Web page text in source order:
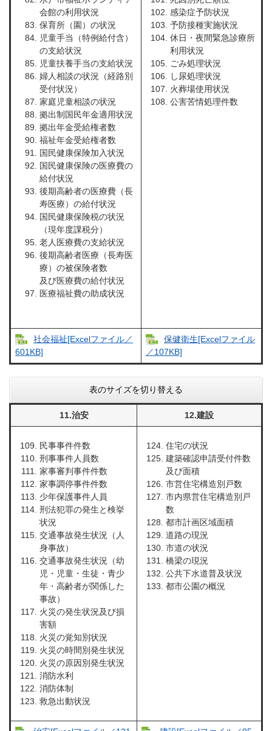
会館の利用状況
保育所（園）の状況
児童手当（特例給付含）
の支給状況
児童扶養手当の支給状況
婦人相談の状況（経路別
受付状況）
家庭児童相談の状況
拠出制国民年金適用状況
拠出年金受給権者数
福祉年金受給権者数
国民健康保険加入状況
国民健康保険の医療費の
給付状況
後期高齢者の医療費（長
寿医療）の給付状況
国民健康保険税の状況
（現年度課税分）
老人医療費の支給状況
後期高齢者医療（長寿医
療）の被保険者数
及び医療費の給付状況
医療福祉費の助成状況
感染症予防状況
予防接種実施状況
休日・夜間緊急診療所
利用状況
ごみ処理状況
し尿処理状況
火葬場使用状況
公害苦情処理件数
社会福祉[Excelファイル／
601KB]
保健衛生[Excelファイル
／107KB]
表のサイズを切り替える
11.治安 12.建設
民事事件件数
刑事事件人員数
家事審判事件件数
家事調停事件件数
少年保護事件人員
刑法犯罪の発生と検挙
状況
交通事故発生状況（人
身事故）
交通事故発生状況（幼
児・児童・生徒・青少
年・高齢者が関係した
事故）
火災の発生状況及び損
害額
火災の覚知別状況
火災の時間別発生状況
火災の原因別発生状況
消防水利
消防体制
救急出動状況
住宅の状況
建築確認申請受付件数
及び面積
市営住宅構造別戸数
市内県営住宅構造別戸
数
都市計画区域面積
道路の現況
市道の状況
橋梁の現況
公共下水道普及状況
都市公園の概況